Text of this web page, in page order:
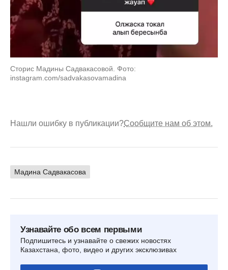
Сторис Мадины Садвакасовой. Фото:
instagram.com/sadvakasovamadina
Нашли ошибку в публикации?Сообщите нам об этом.
Мадина Садвакасова
Узнавайте обо всем первыми
Подпишитесь и узнавайте о свежих новостях
Казахстана, фото, видео и других эксклюзивах